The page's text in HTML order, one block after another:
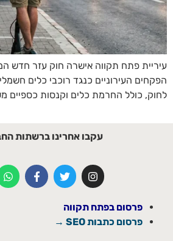
עיריית פתח תקווה אישרה חוק עזר חדש
הפקחים העירוניים כנגד רוכבי כלים
לחוק, כולל החרמת כלים וקנסות כספיים
עקבו אחרינו ברשתות
פרסום בפתח תקווה
פרסום כתבות SEO →